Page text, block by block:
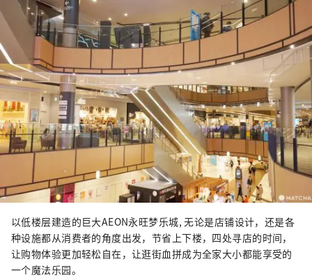
以低楼层建造的巨大AEON永旺梦乐城, 无论是店铺设计，还是各
种设施都从消费者的角度出发，节省上下楼，四处寻店的时间，
让购物体验更加轻松自在，让逛街血拼成为全家大小都能享受的
一个魔法乐园。